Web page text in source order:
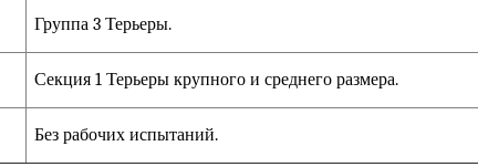
Группа 3 Терьеры.
Секция 1 Терьеры крупного и среднего размера.
Без рабочих испытаний.